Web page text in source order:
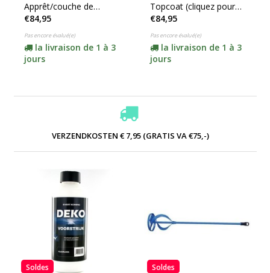
Apprêt/couche de
finition Rexo 4Q System
n° 3540 (cliquez ici pour
consulter le contenu)
€84,95
Pas encore évalué(e)
la livraison de 1 à 3
jours
Topcoat (cliquez pour
plus de détails)
€84,95
Pas encore évalué(e)
la livraison de 1 à 3
jours
VERZENDKOSTEN € 7,95 (GRATIS VA €75,-)
Soldes Soldes